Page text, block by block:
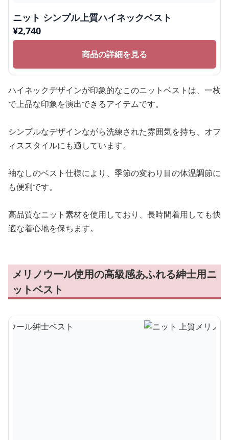
ニット シンプル上質ハイネックベスト
¥2,740
商品の詳細を見る
ハイネックデザインが印象的なこのニットベストは、一枚
で上品な印象を演出できるアイテムです。
シンプルなデザインながら洗練された雰囲気を持ち、オフ
ィススタイルにも適しています。
袖なしのベスト仕様により、季節の変わり目の体温調節に
も便利です。
高品質なニット素材を使用しており、長時間着用しても快
適な着心地を保ちます。
メリノウール使用の高級感あふれる紳士用ニ
ットベスト